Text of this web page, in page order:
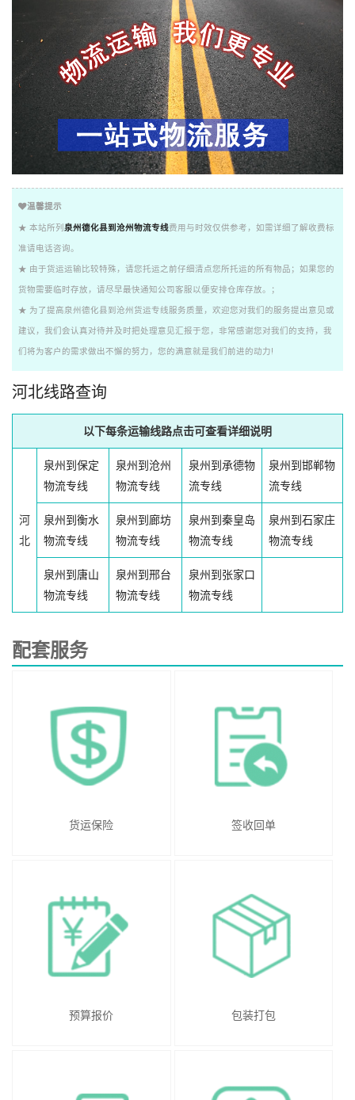
温馨提示
★ 本站所列 泉州德化县到沧州物流专线费用与时效仅供参考，如需详细了解收费标
准请电话咨询。
★ 由于货运运输比较特殊，请您托运之前仔细清点您所托运的所有物品；如果您的
货物需要临时存放，请尽早最快通知公司客服以便安排仓库存放。；
★ 为了提高泉州德化县到沧州货运专线服务质量，欢迎您对我们的服务提出意见或
建议，我们会认真对待并及时把处理意见汇报于您，非常感谢您对我们的支持，我
们将为客户的需求做出不懈的努力，您的满意就是我们前进的动力!
河北线路查询
以下每条运输线路点击可查看详细说明
河
北
泉州到保定
物流专线
泉州到沧州
物流专线
泉州到承德物
流专线
泉州到邯郸物
流专线
泉州到衡水
物流专线
泉州到廊坊
物流专线
泉州到秦皇岛
物流专线
泉州到石家庄
物流专线
泉州到唐山
物流专线
泉州到邢台
物流专线
泉州到张家口
物流专线
配套服务
货运保险 签收回单
预算报价 包装打包